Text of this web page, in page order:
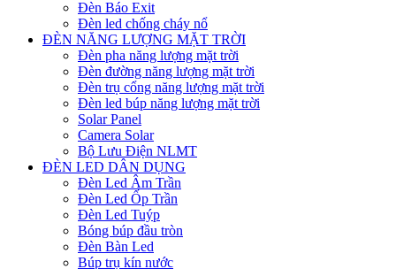
Đèn Báo Exit
Đèn led chống cháy nổ
ĐÈN NĂNG LƯỢNG MẶT TRỜI
Đèn pha năng lượng mặt trời
Đèn đường năng lượng mặt trời
Đèn trụ cổng năng lượng mặt trời
Đèn led búp năng lượng mặt trời
Solar Panel
Camera Solar
Bộ Lưu Điện NLMT
ĐÈN LED DÂN DỤNG
Đèn Led Âm Trần
Đèn Led Ốp Trần
Đèn Led Tuýp
Bóng búp đầu tròn
Đèn Bàn Led
Búp trụ kín nước